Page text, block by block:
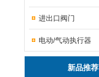
进出口阀门
电动/气动执行器
新品推荐